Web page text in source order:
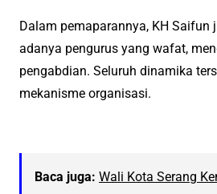
Dalam pemaparannya, KH
adanya pengurus yang wafat,
pengabdian. Seluruh dinamika
mekanisme organisasi.
Baca juga: Wali Kota Serang